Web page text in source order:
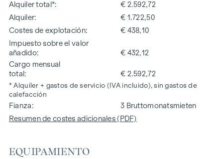
Alquiler total*
€ 2.592,72
Alquiler
€ 1.722,50
Costes de explotación
€ 438,10
Impuesto sobre el valor
añadido
€ 432,12
Cargo mensual
total
€ 2.592,72
* Alquiler + gastos de servicio (IVA incluido), sin gastos de
calefacción
Fianza
3 Bruttomonatsmieten
Resumen de costes adicionales (PDF)
EQUIPAMIENTO